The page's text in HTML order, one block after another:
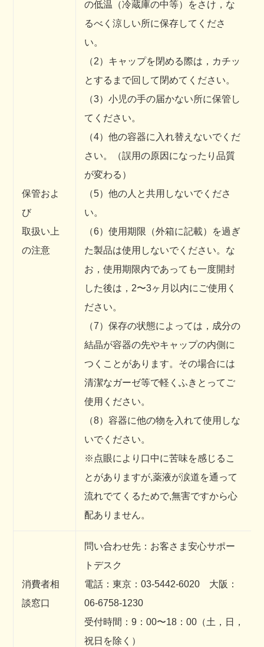
保管およ
び
取扱い上
の注意
の低温（冷蔵庫の中等）をさけ，な
るべく涼しい所に保存してくださ
い。
（2）キャップを閉める際は，カチッ
とするまで回して閉めてください。
（3）小児の手の届かない所に保管し
てください。
（4）他の容器に入れ替えないでくだ
さい。（誤用の原因になったり品質
が変わる）
（5）他の人と共用しないでくださ
い。
（6）使用期限（外箱に記載）を過ぎ
た製品は使用しないでください。な
お，使用期限内であっても一度開封
した後は，2〜3ヶ月以内にご使用く
ださい。
（7）保存の状態によっては，成分の
結晶が容器の先やキャップの内側に
つくことがあります。その場合には
清潔なガーゼ等で軽くふきとってご
使用ください。
（8）容器に他の物を入れて使用しな
いでください。
※点眼により口中に苦味を感じるこ
とがありますが,薬液が涙道を通って
流れでてくるためで,無害ですから心
配ありません。
消費者相
談窓口
問い合わせ先：お客さま安心サポー
トデスク
電話：東京：03-5442-6020 大阪：
06-6758-1230
受付時間：9：00〜18：00（土，日，
祝日を除く）